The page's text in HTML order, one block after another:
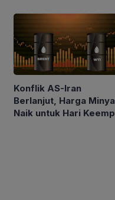
Konflik AS-Iran
Berlanjut, Harga
Naik untuk Hari